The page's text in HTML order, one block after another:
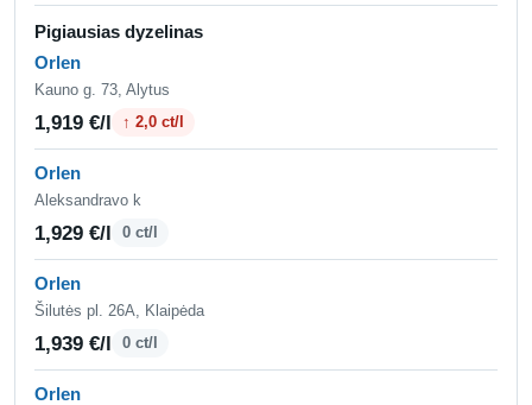
Pigiausias dyzelinas
Orlen
Kauno g. 73, Alytus
1,919 €/l ↑ 2,0 ct/l
Orlen
Aleksandravo k
1,929 €/l 0 ct/l
Orlen
Šilutės pl. 26A, Klaipėda
1,939 €/l 0 ct/l
Orlen